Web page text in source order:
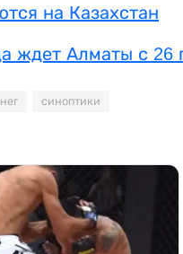
на Казахстан
ждет Алматы с 26
синоптики